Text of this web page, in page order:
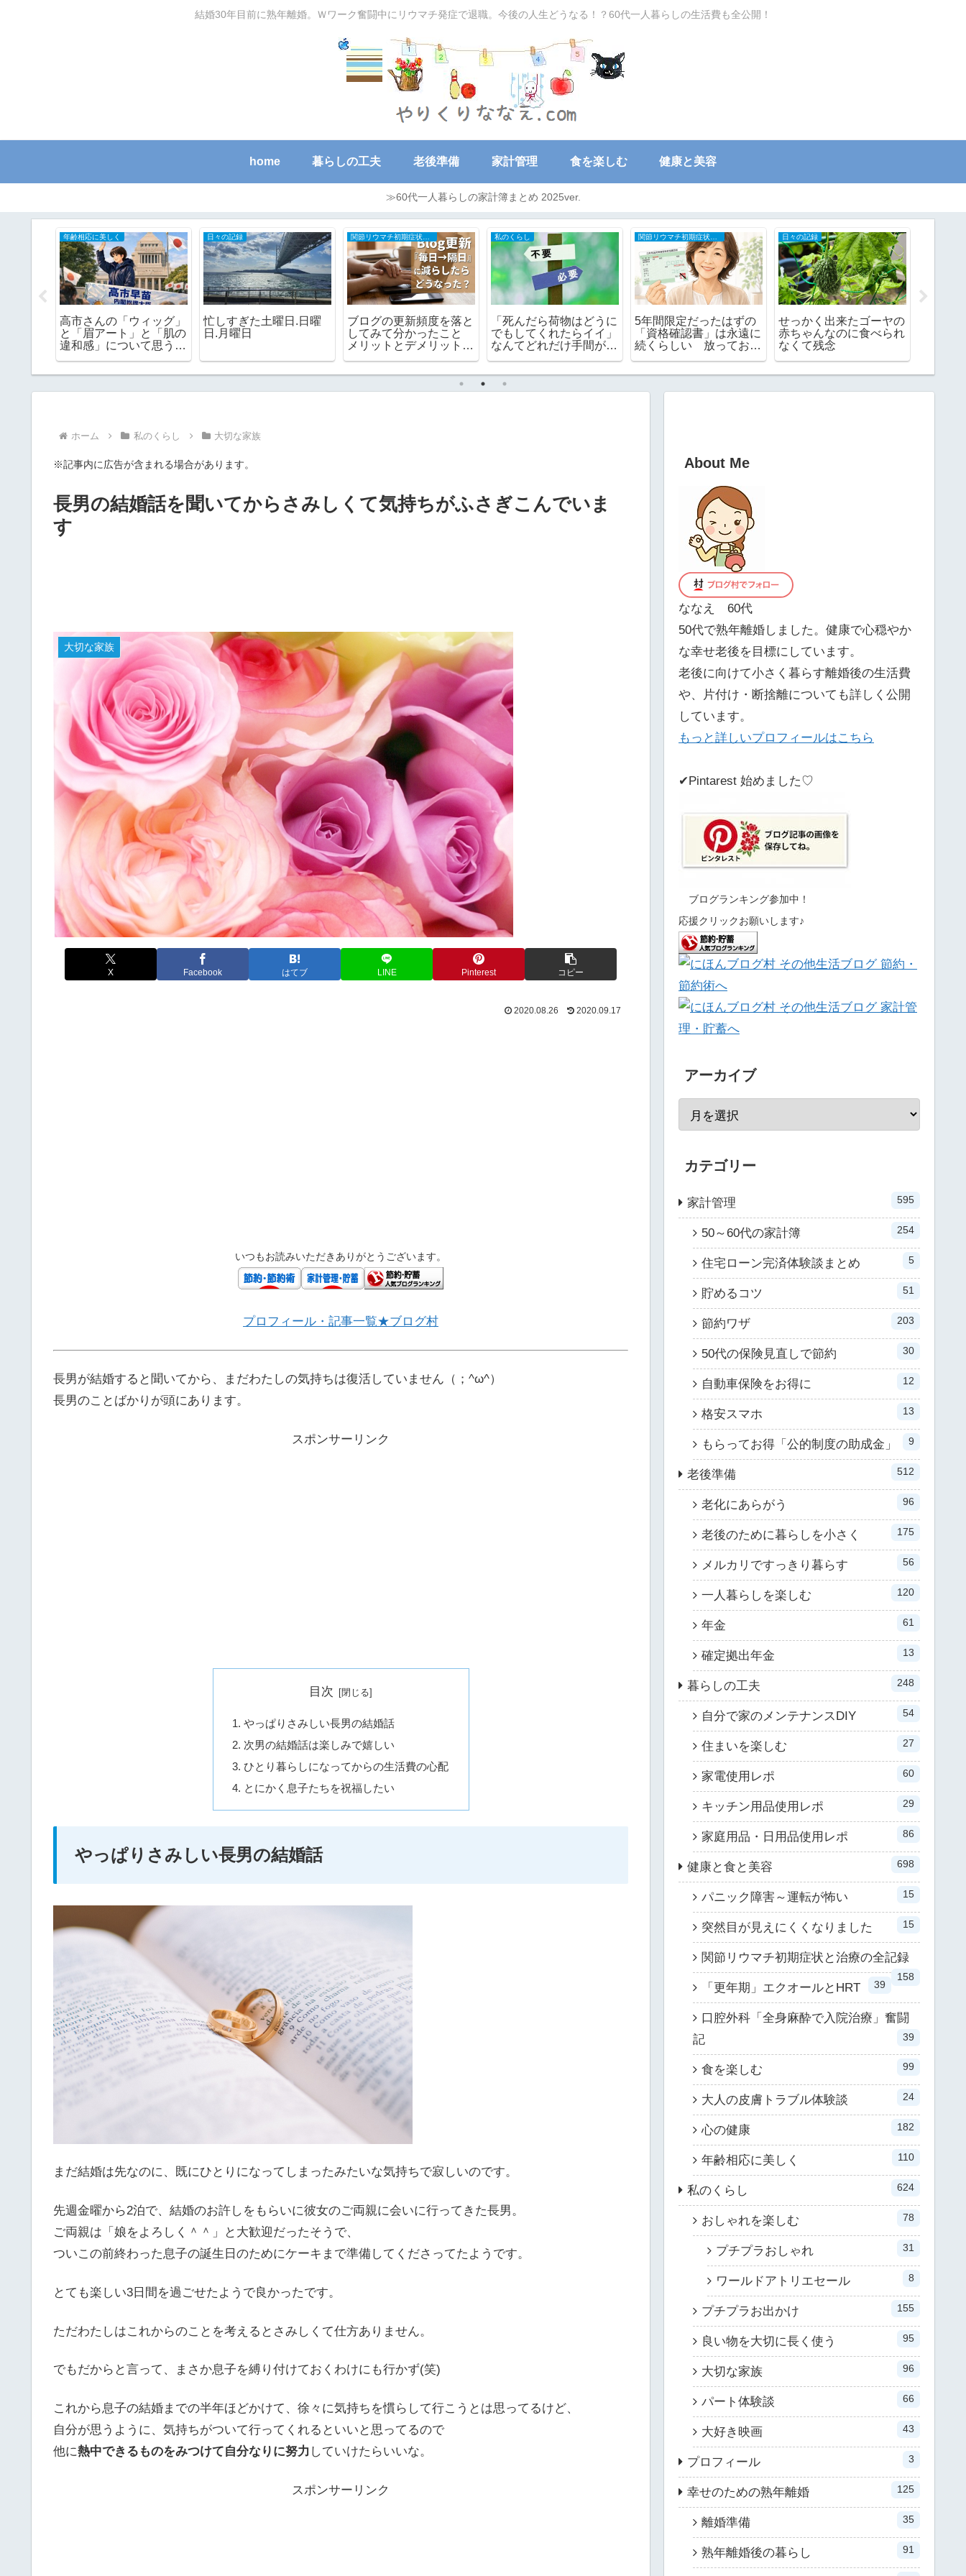
結婚30年目前に熟年離婚。Ｗワーク奮闘中にリウマチ発症で退職。今後の人生どうなる！？60代一人暮らしの生活費も全公開！
home 暮らしの工夫 老後準備 家計管理 食を楽しむ 健康と美容
≫60代一人暮らしの家計簿まとめ 2025ver.
50～60代の家計簿
AIに忖度された？
【2026年7月】熟年離婚
後の60代一人暮らしの
自分で家のメンテナンスDIY
紫外線に弱い置き配ボッ
クスがボロボロになっ
関節リウマチ初期症状と治療の全記録
震災時の薬はどうする？
持病がある人の「冷蔵保
管の自己注射」と非常食
大好き映画
5回目の「マイケル」で
ハッキリ分かったドルビ
ーと通常版との違い
節約ワザ
生活必需品はちょこちょ
こ買いするタイプ？まと
め買いするタイプ？
家庭用品・日用品使用レポ
あまりにもバッグがごち
ゃごちゃ！お薬手帳やお
金が入る本革ケースを使
ホーム 私のくらし 大切な家族
※記事内に広告が含まれる場合があります。
長男の結婚話を聞いてからさみしくて気持ちがふさぎこんでいま
す
大切な家族
X Facebook はてブ LINE Pinterest コピー
2020.08.26 2020.09.17
いつもお読みいただきありがとうございます。
プロフィール・記事一覧★ブログ村
長男が結婚すると聞いてから、まだわたしの気持ちは復活していません（；^ω^）
長男のことばかりが頭にあります。
スポンサーリンク
目次
やっぱりさみしい長男の結婚話
次男の結婚話は楽しみで嬉しい
ひとり暮らしになってからの生活費の心配
とにかく息子たちを祝福したい
やっぱりさみしい長男の結婚話
まだ結婚は先なのに、既にひとりになってしまったみたいな気持ちで寂しいのです。
先週金曜から2泊で、結婚のお許しをもらいに彼女のご両親に会いに行ってきた長男。
ご両親は「娘をよろしく＾＾」と大歓迎だったそうで、
ついこの前終わった息子の誕生日のためにケーキまで準備してくださってたようです。
とても楽しい3日間を過ごせたようで良かったです。
ただわたしはこれからのことを考えるとさみしくて仕方ありません。
でもだからと言って、まさか息子を縛り付けておくわけにも行かず(笑)
これから息子の結婚までの半年ほどかけて、徐々に気持ちを慣らして行こうとは思ってるけど、
自分が思うように、気持ちがついて行ってくれるといいと思ってるので
他に熱中できるものをみつけて自分なりに努力 していけたらいいな。
スポンサーリンク
About Me
ななえ 60代
50代で熟年離婚しました。健康で心穏やか
な幸せ老後を目標にしています。
老後に向けて小さく暮らす離婚後の生活費
や、片付け・断捨離についても詳しく公開
しています。
もっと詳しいプロフィールはこちら
✔Pintarest 始めました♡
ブログランキング参加中！
応援クリックお願いします♪
アーカイブ
カテゴリー
家計管理 595
50～60代の家計簿 254
住宅ローン完済体験談まとめ 5
貯めるコツ 51
節約ワザ 203
50代の保険見直しで節約 30
自動車保険をお得に 12
格安スマホ 13
もらってお得「公的制度の助成金」 9
老後準備 512
老化にあらがう 96
老後のために暮らしを小さく 175
メルカリですっきり暮らす 56
一人暮らしを楽しむ 120
年金 61
確定拠出年金 13
暮らしの工夫 248
自分で家のメンテナンスDIY 54
住まいを楽しむ 27
家電使用レポ 60
キッチン用品使用レポ 29
家庭用品・日用品使用レポ 86
健康と食と美容 698
パニック障害～運転が怖い 15
突然目が見えにくくなりました 15
関節リウマチ初期症状と治療の全記録
158
「更年期」エクオールとHRT 39
口腔外科「全身麻酔で入院治療」奮闘
記
39
食を楽しむ 99
大人の皮膚トラブル体験談 24
心の健康 182
年齢相応に美しく 110
私のくらし 624
おしゃれを楽しむ 78
プチプラおしゃれ 31
ワールドアトリエセール 8
プチプラお出かけ 155
良い物を大切に長く使う 95
大切な家族 96
パート体験談 66
大好き映画 43
プロフィール 3
幸せのための熟年離婚 125
離婚準備 35
熟年離婚後の暮らし 91